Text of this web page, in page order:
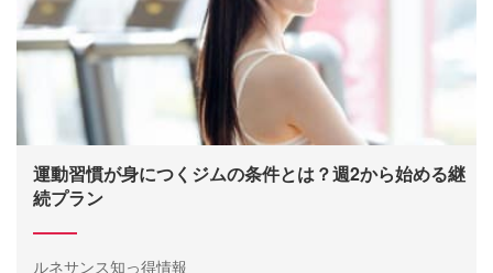
運動習慣が身につくジムの条件とは？週2から始める継
続プラン
ルネサンス知っ得情報